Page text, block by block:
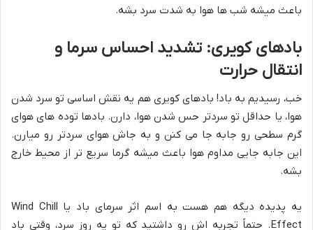
باعث میشه شب ها هوا به شدت سرد بشه.
بادهای کویری: تشدید احساس سرما و
انتقال حرارت
خب، رسیدیم به باد! بادهای کویری هم یه نقش اساسی تو سرد شدن
هوا، یا حداقل تو سردتر حس شدن هوا، دارن. بادها توده های هوای
گرم سطحی رو جابه جا می کنن و به جاش هوای سردتر رو میارن.
این جابه جایی مداوم هوا باعث میشه گرما سریع تر از محیط خارج
بشه.
یه پدیده دیگه هم هست به اسم اثر سرمای باد یا Wind Chill
Effect. حتماً تجربه اش رو داشتید که تو یه روز سرد، وقتی باد